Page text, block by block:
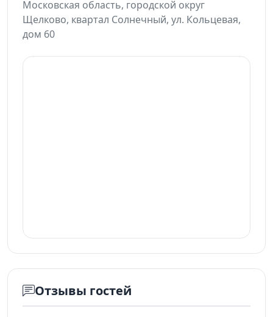
Московская область, городской округ
Щелково, квартал Солнечный, ул. Кольцевая,
дом 60
Отзывы гостей